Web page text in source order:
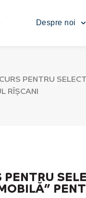
Despre noi
PENTRU
RÎȘCANI
PENTRU